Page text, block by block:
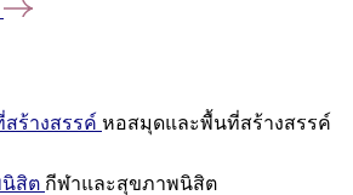
ร้างสรรค์ หอสมุดและพื้นที่สร้างสรรค์
สิต กีฬาและสุขภาพนิสิต